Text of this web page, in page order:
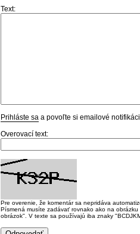
Text:
Prihláste sa a povoľte si emailové
Overovací text:
Pre overenie, že komentár sa nepridáva
Písmená musíte zadávať rovnako ako na
obrázok". V texte sa používajú iba znaky